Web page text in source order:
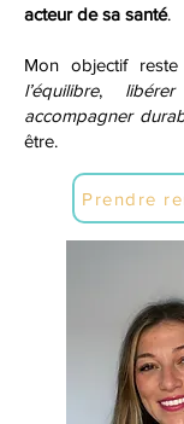
acteur de sa santé.
Mon objectif
l’équilibre,
accompagner
être.
Prendre